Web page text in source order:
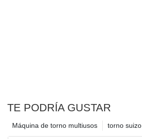
TE PODRÍA GUSTAR
torno suizo
Máquina de torno multiusos